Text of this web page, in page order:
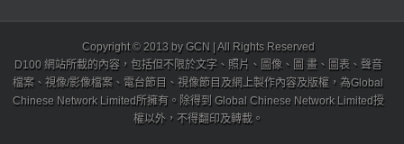
Copyright © 2013 by GCN | All Rights Reserved
D100 網站所載的內容，包括但不限於文字、照片、圖像、圖 畫、圖表、聲音
檔案、視像/影像檔案、電台節目、視像節目及網上製作內容及版權，為Global
Chinese Network Limited所擁有。除得到 Global Chinese Network Limited授
權以外，不得翻印及轉載。